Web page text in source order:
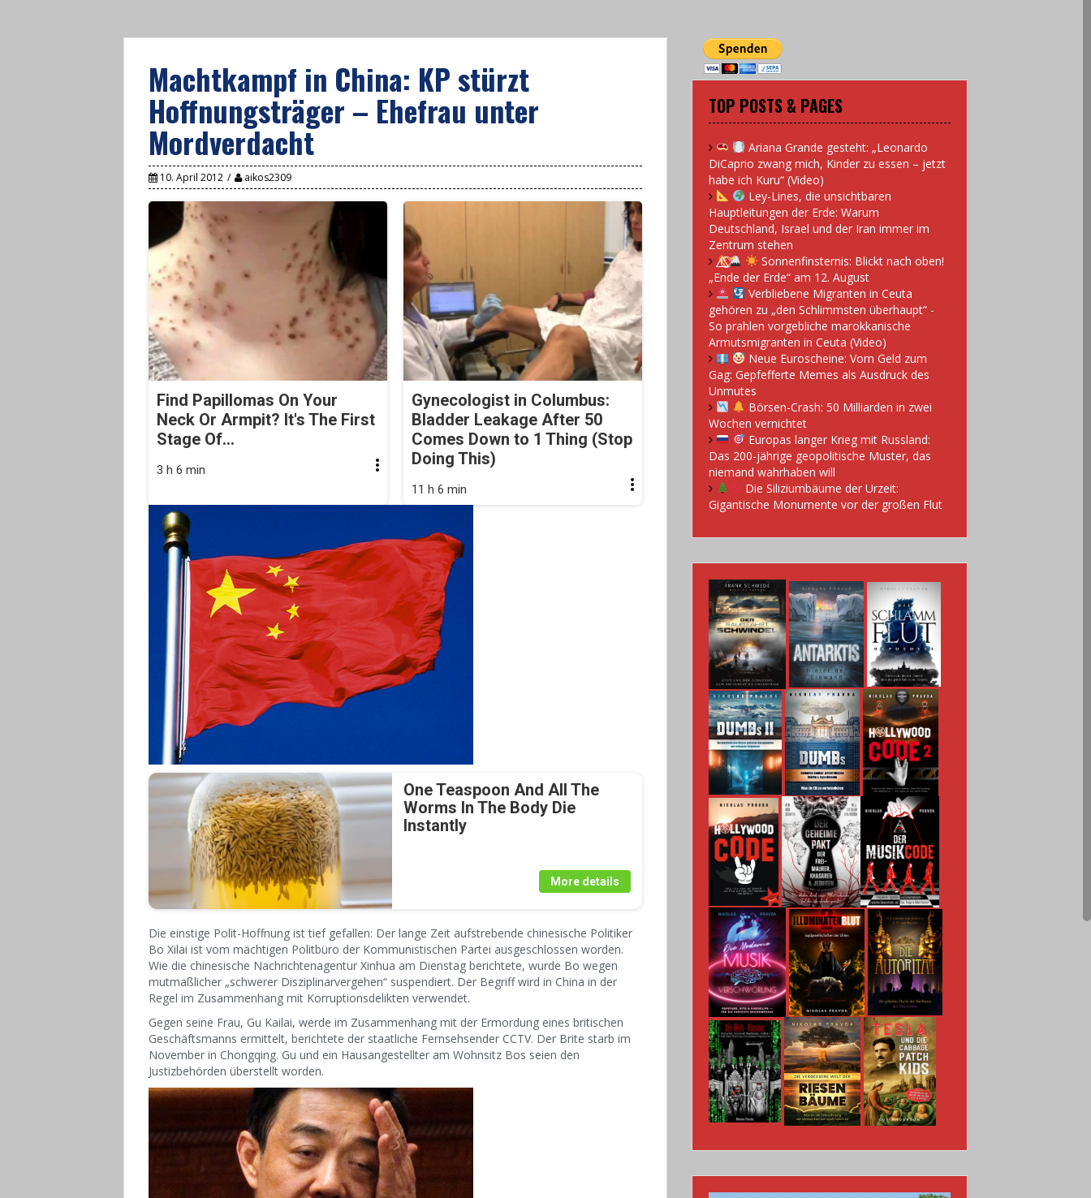
Machtkampf in China: KP stürzt
Hoffnungsträger – Ehefrau unter
Mordverdacht
10. April 2012 aikos2309
Find Papillomas On Your
Neck Or Armpit? It's The First
Stage Of...
3 h 6 min
Gynecologist in Columbus:
Bladder Leakage After 50
Comes Down to 1 Thing (Stop
Doing This)
11 h 6 min
One Teaspoon And All The
Worms In The Body Die
Instantly
More details
Die einstige Polit-Hoffnung ist tief gefallen: Der lange Zeit aufstrebende chinesische Politiker
Bo Xilai ist vom mächtigen Politbüro der Kommunistischen Partei ausgeschlossen worden.
Wie die chinesische Nachrichtenagentur Xinhua am Dienstag berichtete, wurde Bo wegen
mutmaßlicher „schwerer Disziplinarvergehen“ suspendiert. Der Begriff wird in China in der
Regel im Zusammenhang mit Korruptionsdelikten verwendet.
Gegen seine Frau, Gu Kailai, werde im Zusammenhang mit der Ermordung eines britischen
Geschäftsmanns ermittelt, berichtete der staatliche Fernsehsender CCTV. Der Brite starb im
November in Chongqing. Gu und ein Hausangestellter am Wohnsitz Bos seien den
Justizbehörden überstellt worden.
TOP POSTS & PAGES
Ariana Grande gesteht: „Leonardo
DiCaprio zwang mich, Kinder zu essen – jetzt
habe ich Kuru“ (Video)
Ley-Lines, die unsichtbaren
Hauptleitungen der Erde: Warum
Deutschland, Israel und der Iran immer im
Zentrum stehen
Sonnenfinsternis: Blickt nach oben!
„Ende der Erde“ am 12. August
Verbliebene Migranten in Ceuta
gehören zu „den Schlimmsten überhaupt“ -
So prahlen vorgebliche marokkanische
Armutsmigranten in Ceuta (Video)
Neue Euroscheine: Vom Geld zum
Gag: Gepfefferte Memes als Ausdruck des
Unmutes
Börsen-Crash: 50 Milliarden in zwei
Wochen vernichtet
Europas langer Krieg mit Russland:
Das 200-jährige geopolitische Muster, das
niemand wahrhaben will
Die Siliziumbäume der Urzeit:
Gigantische Monumente vor der großen Flut